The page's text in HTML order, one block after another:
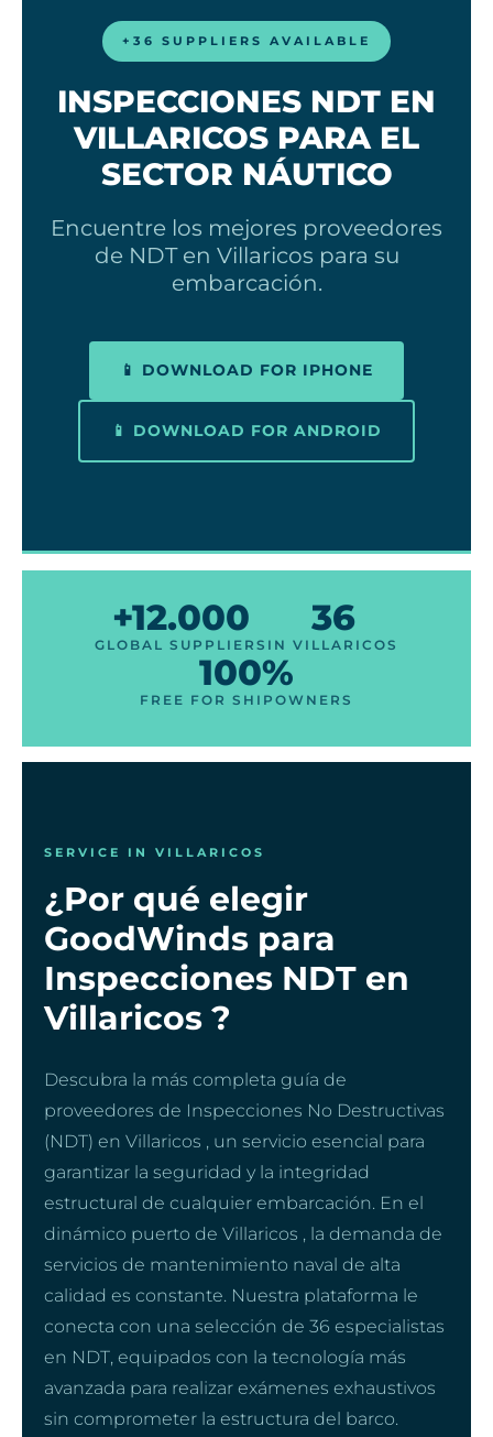
+36 SUPPLIERS AVAILABLE
INSPECCIONES NDT EN
VILLARICOS PARA EL
SECTOR NÁUTICO
Encuentre los mejores proveedores
de NDT en Villaricos para su
embarcación.
📱 DOWNLOAD FOR IPHONE
📱 DOWNLOAD FOR ANDROID
+12.000
GLOBAL SUPPLIERS
36
IN VILLARICOS
100%
FREE FOR SHIPOWNERS
SERVICE IN VILLARICOS
¿Por qué elegir
GoodWinds para
Inspecciones NDT en
Villaricos ?
Descubra la más completa guía de
proveedores de Inspecciones No Destructivas
(NDT) en Villaricos , un servicio esencial para
garantizar la seguridad y la integridad
estructural de cualquier embarcación. En el
dinámico puerto de Villaricos , la demanda de
servicios de mantenimiento naval de alta
calidad es constante. Nuestra plataforma le
conecta con una selección de 36 especialistas
en NDT, equipados con la tecnología más
avanzada para realizar exámenes exhaustivos
sin comprometer la estructura del barco.